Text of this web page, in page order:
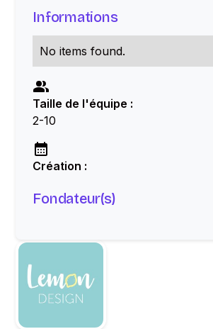
Informations
No items found.
Taille de l'équipe :
2-10
Création :
Fondateur(s)